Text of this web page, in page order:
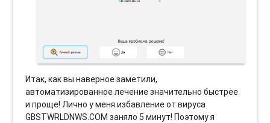
Итак, как вы наверное заметили,
автоматизированное лечение значительно быстрее
и проще! Лично у меня избавление от вируса
GBSTWRLDNWS.COM заняло 5 минут! Поэтому я